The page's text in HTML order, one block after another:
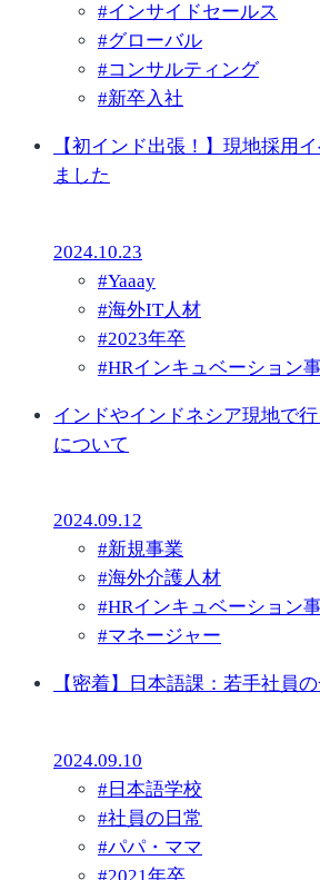
#インサイドセールス
#グローバル
#コンサルティング
#新卒入社
【初インド出張！】現地採用
ました
2024.10.23
#Yaaay
#海外IT人材
#2023年卒
#HRインキュベーション
インドやインドネシア現地で
について
2024.09.12
#新規事業
#海外介護人材
#HRインキュベーション
#マネージャー
【密着】日本語課：若手社員の
2024.09.10
# 日本語学校
#社員の日常
#パパ・ママ